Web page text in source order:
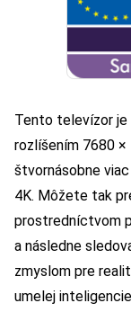
Tento televízor je
rozlíšením 7680 ×
štvornásobne
4K. Môžete tak
prostredníctvom
a následne
zmyslom pre
umelej